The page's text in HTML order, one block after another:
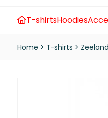
T-shirtsHoodies
Home > T-shirts > Zeeland